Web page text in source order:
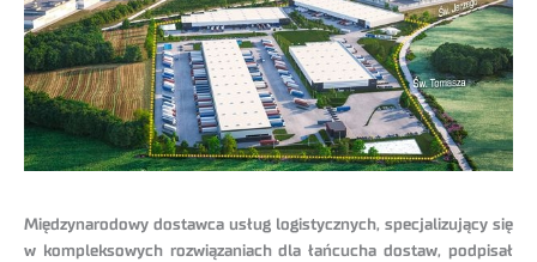
Międzynarodowy dostawca usług logistycznych, specjalizujący się
w kompleksowych rozwiązaniach dla łańcucha dostaw, podpisał